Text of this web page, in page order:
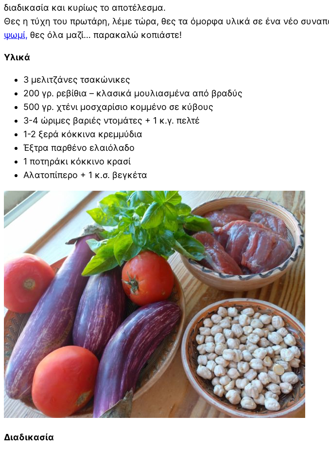
διαδικασία και κυρίως το αποτέλεσμα.
Θες η τύχη του πρωτάρη, λέμε τώρα, θες τα όμορφα υλικά σε ένα νέο
ψωμί, θες όλα μαζί… παρακαλώ κοπιάστε!
Υλικά
3 μελιτζάνες τσακώνικες
200 γρ. ρεβίθια – κλασικά μουλιασμένα από βραδύς
500 γρ. χτένι μοσχαρίσιο κομμένο σε κύβους
3-4 ώριμες βαριές ντομάτες + 1 κ.γ. πελτέ
1-2 ξερά κόκκινα κρεμμύδια
Έξτρα παρθένο ελαιόλαδο
1 ποτηράκι κόκκινο κρασί
Αλατοπίπερο + 1 κ.σ. βεγκέτα
Διαδικασία